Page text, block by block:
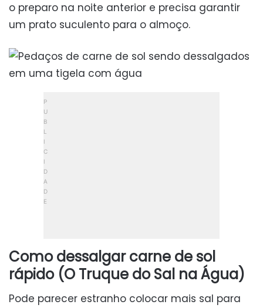
o preparo na noite anterior e precisa garantir
um prato suculento para o almoço.
Como dessalgar carne de sol
rápido (O Truque do Sal na Água)
Pode parecer estranho colocar mais sal para